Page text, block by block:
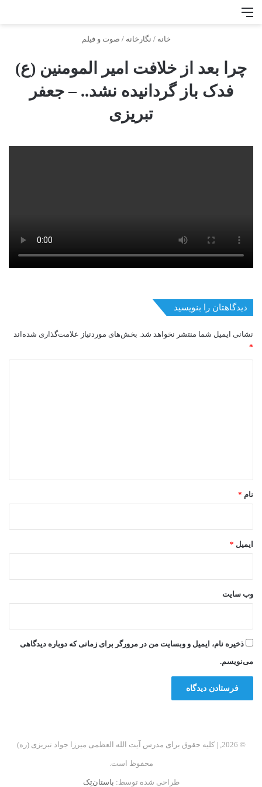
خانه / نگارخانه / صوت و فيلم
چرا بعد از خلافت امیر المومنین (ع)
فدک باز گردانیده نشد.. – جعفر
تبریزی
دیدگاهتان را بنویسید
نشانی ایمیل شما منتشر نخواهد شد. بخش‌های موردنیاز علامت‌گذاری شده‌اند
*
نام *
ایمیل *
وب‌ سایت
ذخیره نام، ایمیل و وبسایت من در مرورگر برای زمانی که دوباره دیدگاهی
می‌نویسم.
© 2026, | کلیه حقوق برای مدرس آیت الله العظمی میرزا جواد تبریزی (ره)
محفوظ است.
طراحی شده توسط: باستان‌تِک